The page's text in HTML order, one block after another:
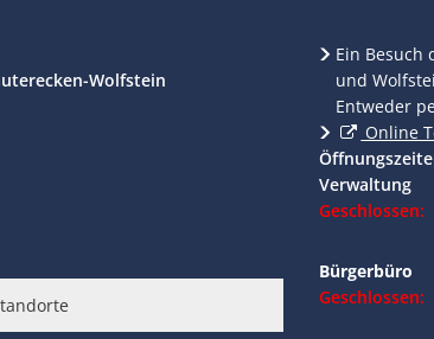
Wolfstein
Ein Besuch
und
Entweder
Online
Verwaltung
Klicken, um
Geschlossen:
Bürgerbüro
Klicken, um
Geschlossen: